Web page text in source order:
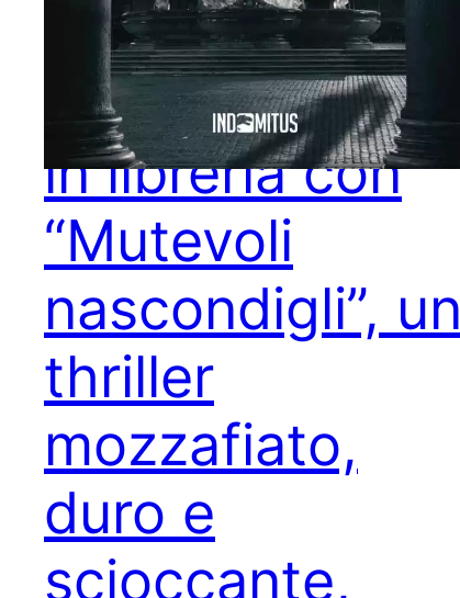
Mariano
Sabatini torna
in libreria con
“Mutevoli
nascondigli”, un
thriller
mozzafiato,
duro e
scioccante,